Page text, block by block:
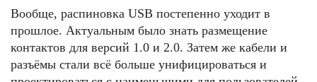
Вообще, распиновка USB постепенно уходит в
прошлое. Актуальным было знать размещение
контактов для версий 1.0 и 2.0. Затем же кабели и
разъёмы стали всё больше унифицироваться и